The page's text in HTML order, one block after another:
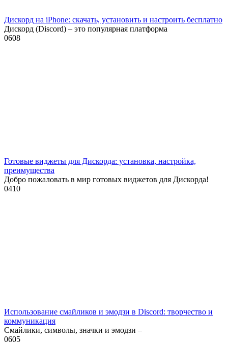
Дискорд на iPhone: скачать, установить и настроить бесплатно
Дискорд (Discord) – это популярная платформа
0608
Готовые виджеты для Дискорда: установка, настройка,
преимущества
Добро пожаловать в мир готовых виджетов для Дискорда!
0410
Использование смайликов и эмодзи в Discord: творчество и
коммуникация
Смайлики, символы, значки и эмодзи –
0605